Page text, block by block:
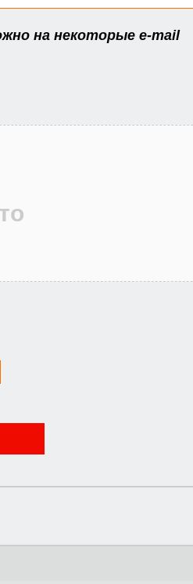
на некоторые e-mail